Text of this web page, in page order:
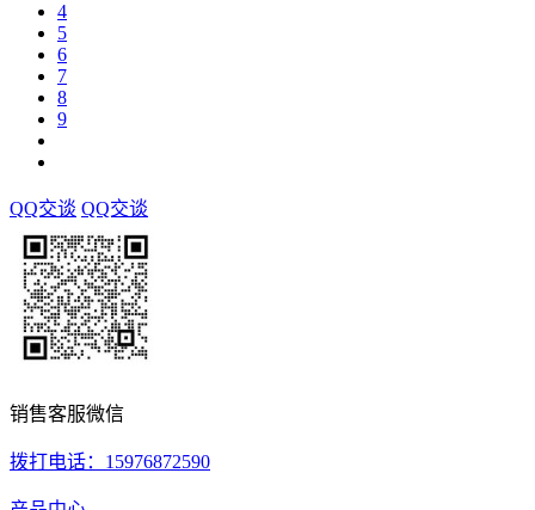
4
5
6
7
8
9
QQ交谈 QQ交谈
销售客服微信
拨打电话：15976872590